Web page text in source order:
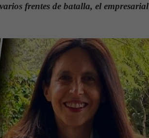
frentes de batalla, el empresarial